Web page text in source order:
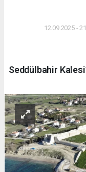
12.09.2025 -
Seddülbahir